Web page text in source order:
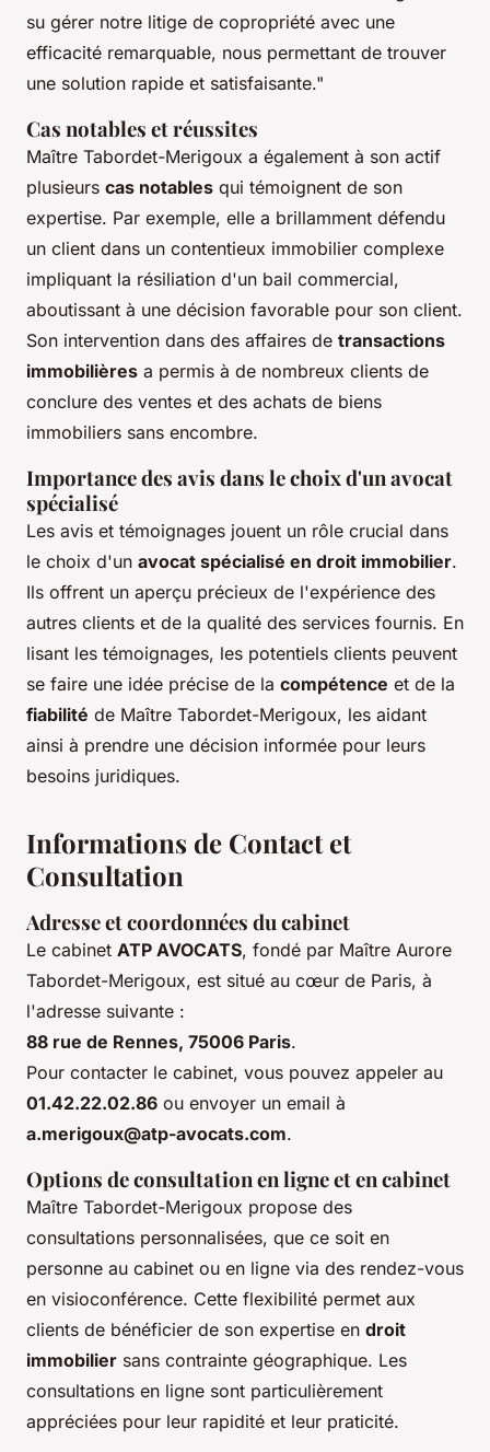
su gérer notre litige de copropriété avec une
efficacité remarquable, nous permettant de trouver
une solution rapide et satisfaisante."
Cas notables et réussites
Maître Tabordet-Merigoux a également à son actif
plusieurs cas notables qui témoignent de son
expertise. Par exemple, elle a brillamment défendu
un client dans un contentieux immobilier complexe
impliquant la résiliation d'un bail commercial,
aboutissant à une décision favorable pour son client.
Son intervention dans des affaires de transactions
immobilières a permis à de nombreux clients de
conclure des ventes et des achats de biens
immobiliers sans encombre.
Importance des avis dans le choix d'un avocat
spécialisé
Les avis et témoignages jouent un rôle crucial dans
le choix d'un avocat spécialisé en droit immobilier.
Ils offrent un aperçu précieux de l'expérience des
autres clients et de la qualité des services fournis. En
lisant les témoignages, les potentiels clients peuvent
se faire une idée précise de la compétence et de la
fiabilité de Maître Tabordet-Merigoux, les aidant
ainsi à prendre une décision informée pour leurs
besoins juridiques.
Informations de Contact et
Consultation
Adresse et coordonnées du cabinet
Le cabinet ATP AVOCATS, fondé par Maître Aurore
Tabordet-Merigoux, est situé au cœur de Paris, à
l'adresse suivante :
88 rue de Rennes, 75006 Paris.
Pour contacter le cabinet, vous pouvez appeler au
01.42.22.02.86 ou envoyer un email à
a.merigoux@atp-avocats.com.
Options de consultation en ligne et en cabinet
Maître Tabordet-Merigoux propose des
consultations personnalisées, que ce soit en
personne au cabinet ou en ligne via des rendez-vous
en visioconférence. Cette flexibilité permet aux
clients de bénéficier de son expertise en droit
immobilier sans contrainte géographique. Les
consultations en ligne sont particulièrement
appréciées pour leur rapidité et leur praticité.